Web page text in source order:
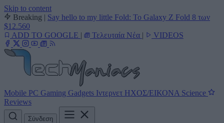
Skip to content
Breaking | Say hello to my little Fold: Το Galaxy Z Fold 8 των
$12.560
ADD TO GOOGLE | Τελευταία Νέα | VIDEOS
Mobile PC Gaming Gadgets Ιντερνετ ΗΧΟΣ/ΕΙΚΟΝΑ Science
Reviews
Σύνδεση